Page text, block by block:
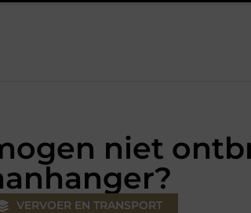
niet
VERVOER EN TRANSPORT